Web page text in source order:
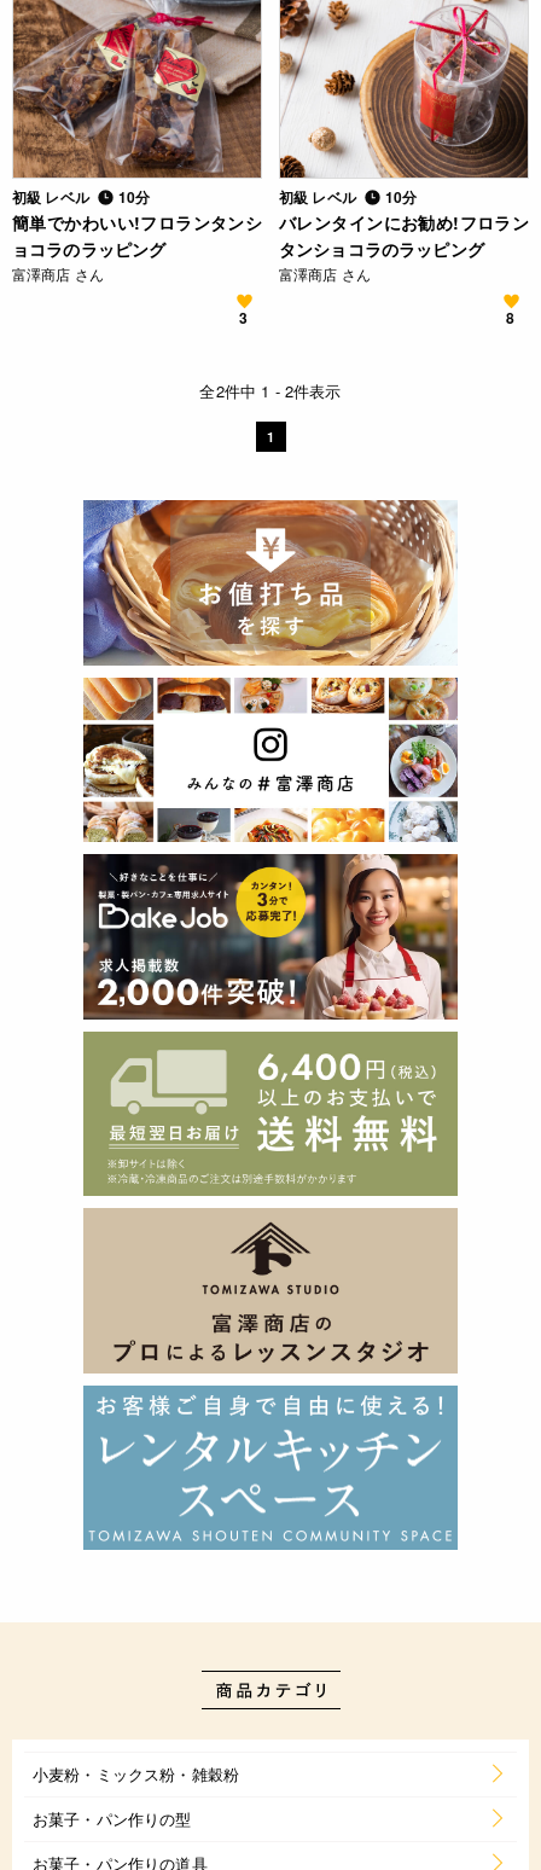
初級 レベル 10分
簡単でかわいい!フロランタンシ
ョコラのラッピング
富澤商店 さん
3
初級 レベル 10分
バレンタインにお勧め!フロラン
タンショコラのラッピング
富澤商店 さん
8
全2件中 1 - 2件表示
1
小麦粉・ミックス粉・雑穀粉
お菓子・パン作りの型
お菓子・パン作りの道具